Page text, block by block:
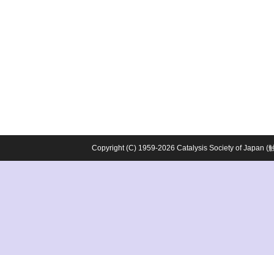
Copyright (C) 1959-2026 Catalysis Society of Japan (